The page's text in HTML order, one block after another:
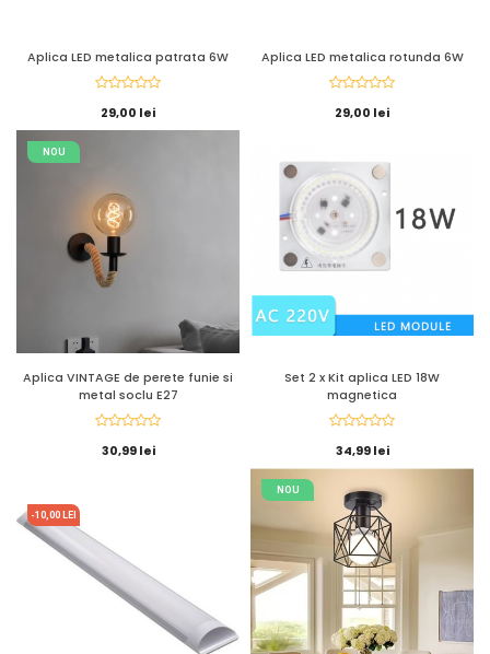
Aplica LED metalica patrata 6W
29,00 lei
Aplica LED metalica rotunda 6W
29,00 lei
NOU
Aplica VINTAGE de perete funie si
metal soclu E27
30,99 lei
Set 2 x Kit aplica LED 18W
magnetica
34,99 lei
-10,00 LEI
NOU